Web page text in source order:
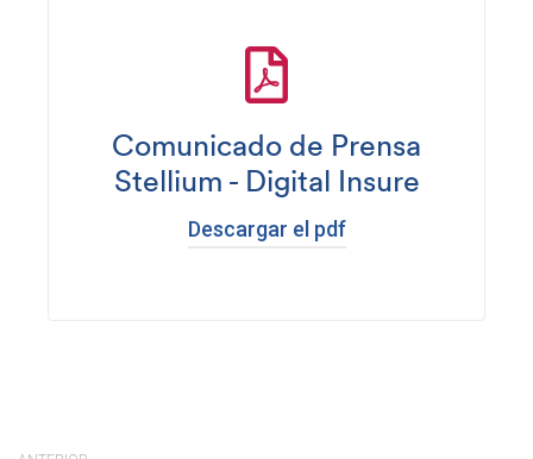
Comunicado de Prensa
Stellium - Digital Insure
Descargar el pdf